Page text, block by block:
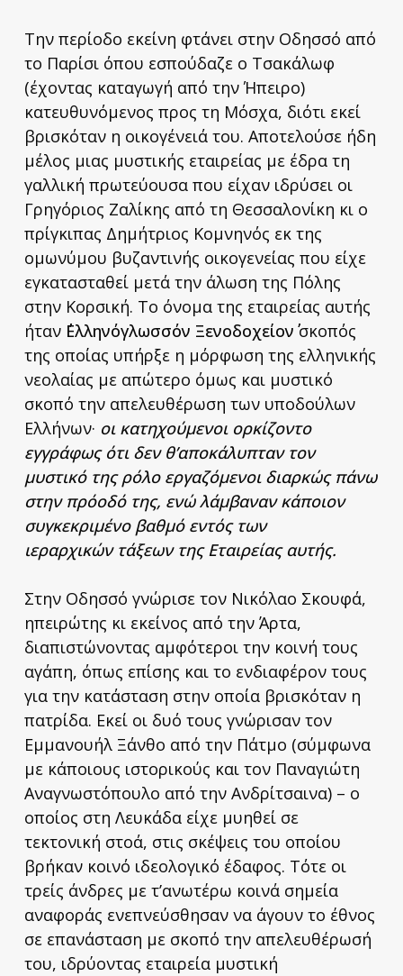
Την περίοδο εκείνη φτάνει στην Οδησσό από
το Παρίσι όπου εσπούδαζε ο Τσακάλωφ
(έχοντας καταγωγή από την Ήπειρο)
κατευθυνόμενος προς τη Μόσχα, διότι εκεί
βρισκόταν η οικογένειά του. Αποτελούσε ήδη
μέλος μιας μυστικής εταιρείας με έδρα τη
γαλλική πρωτεύουσα που είχαν ιδρύσει οι
Γρηγόριος Ζαλίκης από τη Θεσσαλονίκη κι ο
πρίγκιπας Δημήτριος Κομνηνός εκ της
ομωνύμου βυζαντινής οικογενείας που είχε
εγκατασταθεί μετά την άλωση της Πόλης
στην Κορσική. Το όνομα της εταιρείας αυτής
ήταν ΄΄ Ελληνόγλωσσόν Ξενοδοχείον ΄΄ σκοπός
της οποίας υπήρξε η μόρφωση της ελληνικής
νεολαίας με απώτερο όμως και μυστικό
σκοπό την απελευθέρωση των υποδούλων
Ελλήνων· οι κατηχούμενοι ορκίζοντο
εγγράφως ότι δεν θ’αποκάλυπταν τον
μυστικό της ρόλο εργαζόμενοι διαρκώς πάνω
στην πρόοδό της, ενώ λάμβαναν κάποιον
συγκεκριμένο βαθμό εντός των
ιεραρχικών τάξεων της Εταιρείας αυτής.
Στην Οδησσό γνώρισε τον Νικόλαο Σκουφά,
ηπειρώτης κι εκείνος από την Άρτα,
διαπιστώνοντας αμφότεροι την κοινή τους
αγάπη, όπως επίσης και το ενδιαφέρον τους
για την κατάσταση στην οποία βρισκόταν η
πατρίδα. Εκεί οι δυό τους γνώρισαν τον
Εμμανουήλ Ξάνθο από την Πάτμο (σύμφωνα
με κάποιους ιστορικούς και τον Παναγιώτη
Αναγνωστόπουλο από την Ανδρίτσαινα) – ο
οποίος στη Λευκάδα είχε μυηθεί σε
τεκτονική στοά, στις σκέψεις του οποίου
βρήκαν κοινό ιδεολογικό έδαφος. Τότε οι
τρείς άνδρες με τ’ανωτέρω κοινά σημεία
αναφοράς ενεπνεύσθησαν να άγουν το έθνος
σε επανάσταση με σκοπό την απελευθέρωσή
του, ιδρύοντας εταιρεία μυστική